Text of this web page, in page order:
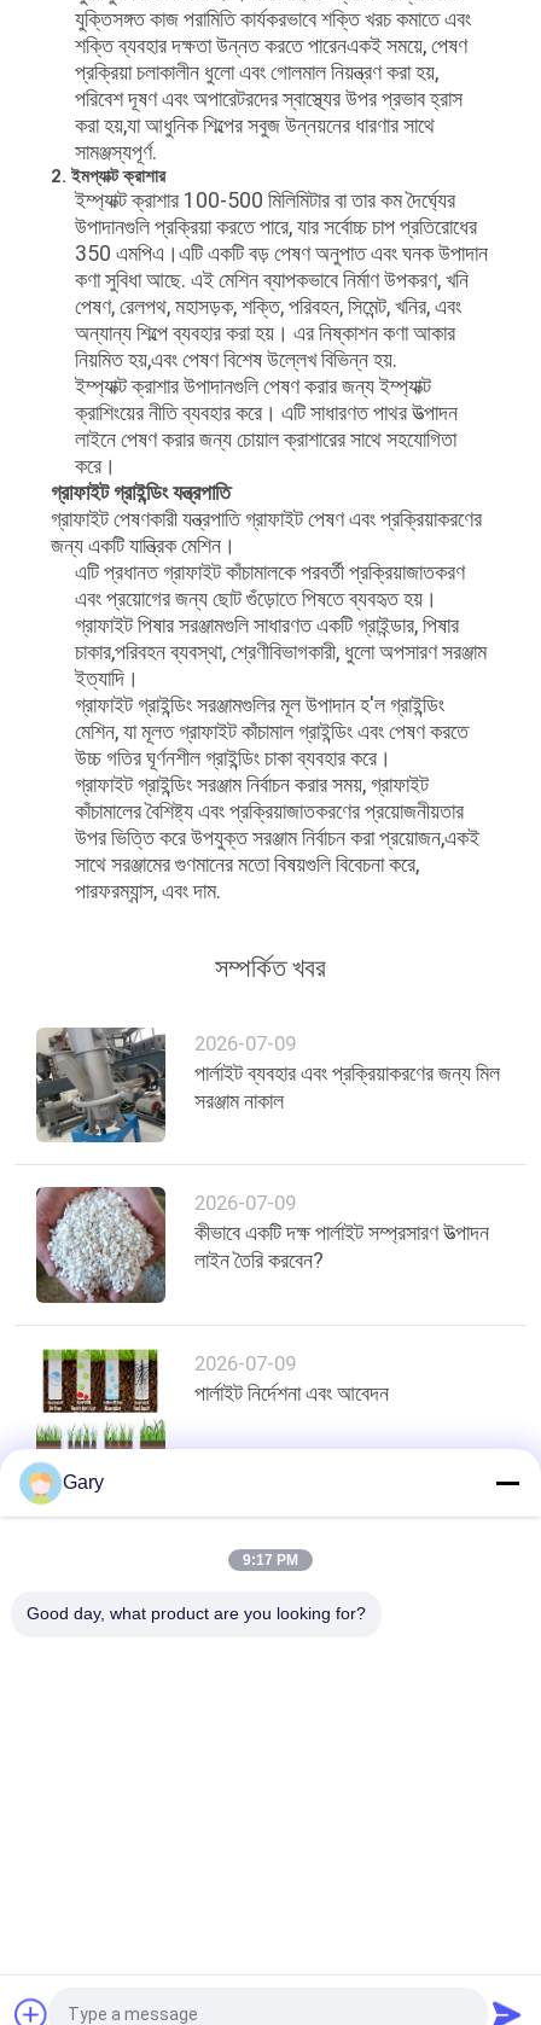
যুক্তিসঙ্গত কাজ পরামিতি কার্যকরভাবে শক্তি খরচ কমাতে এবং
শক্তি ব্যবহার দক্ষতা উন্নত করতে পারেনএকই সময়ে, পেষণ
প্রক্রিয়া চলাকালীন ধুলো এবং গোলমাল নিয়ন্ত্রণ করা হয়,
পরিবেশ দূষণ এবং অপারেটরদের স্বাস্থ্যের উপর প্রভাব হ্রাস
করা হয়,যা আধুনিক শিল্পের সবুজ উন্নয়নের ধারণার সাথে
সামঞ্জস্যপূর্ণ.
2. ইমপ্যাক্ট ক্রাশার
ইম্প্যাক্ট ক্রাশার 100-500 মিলিমিটার বা তার কম দৈর্ঘ্যের
উপাদানগুলি প্রক্রিয়া করতে পারে, যার সর্বোচ্চ চাপ প্রতিরোধের
350 এমপিএ।এটি একটি বড় পেষণ অনুপাত এবং ঘনক উপাদান
কণা সুবিধা আছে. এই মেশিন ব্যাপকভাবে নির্মাণ উপকরণ, খনি
পেষণ, রেলপথ, মহাসড়ক, শক্তি, পরিবহন, সিমেন্ট, খনির, এবং
অন্যান্য শিল্পে ব্যবহার করা হয়। এর নিষ্কাশন কণা আকার
নিয়মিত হয়,এবং পেষণ বিশেষ উল্লেখ বিভিন্ন হয়.
ইম্প্যাক্ট ক্রাশার উপাদানগুলি পেষণ করার জন্য ইম্প্যাক্ট
ক্রাশিংয়ের নীতি ব্যবহার করে। এটি সাধারণত পাথর উত্পাদন
লাইনে পেষণ করার জন্য চোয়াল ক্রাশারের সাথে সহযোগিতা
করে।
গ্রাফাইট গ্রাইন্ডিং যন্ত্রপাতি
গ্রাফাইট পেষণকারী যন্ত্রপাতি গ্রাফাইট পেষণ এবং প্রক্রিয়াকরণের
জন্য একটি যান্ত্রিক মেশিন।
এটি প্রধানত গ্রাফাইট কাঁচামালকে পরবর্তী প্রক্রিয়াজাতকরণ
এবং প্রয়োগের জন্য ছোট গুঁড়োতে পিষতে ব্যবহৃত হয়।
গ্রাফাইট পিষার সরঞ্জামগুলি সাধারণত একটি গ্রাইন্ডার, পিষার
চাকার,পরিবহন ব্যবস্থা, শ্রেণীবিভাগকারী, ধুলো অপসারণ সরঞ্জাম
ইত্যাদি।
গ্রাফাইট গ্রাইন্ডিং সরঞ্জামগুলির মূল উপাদান হ'ল গ্রাইন্ডিং
মেশিন, যা মূলত গ্রাফাইট কাঁচামাল গ্রাইন্ডিং এবং পেষণ করতে
উচ্চ গতির ঘূর্ণনশীল গ্রাইন্ডিং চাকা ব্যবহার করে।
গ্রাফাইট গ্রাইন্ডিং সরঞ্জাম নির্বাচন করার সময়, গ্রাফাইট
কাঁচামালের বৈশিষ্ট্য এবং প্রক্রিয়াজাতকরণের প্রয়োজনীয়তার
উপর ভিত্তি করে উপযুক্ত সরঞ্জাম নির্বাচন করা প্রয়োজন,একই
সাথে সরঞ্জামের গুণমানের মতো বিষয়গুলি বিবেচনা করে,
পারফরম্যান্স, এবং দাম.
সম্পর্কিত খবর
2026-07-09
পার্লাইট ব্যবহার এবং প্রক্রিয়াকরণের জন্য মিল
সরঞ্জাম নাকাল
2026-07-09
কীভাবে একটি দক্ষ পার্লাইট সম্প্রসারণ উত্পাদন
লাইন তৈরি করবেন?
2026-07-09
পার্লাইট নির্দেশনা এবং আবেদন
শীর্ষ
Gary
9:17 PM
Good day, what product are you looking for?